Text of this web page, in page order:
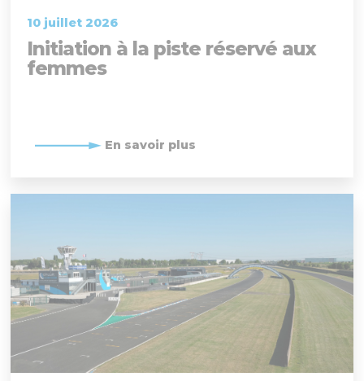
10 juillet 2026
Initiation à la piste réservé aux
femmes
En savoir plus